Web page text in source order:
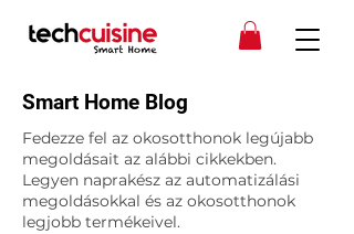
Smart Home Blog
Fedezze fel az okosotthonok legújabb
megoldásait az alábbi cikkekben.
Legyen naprakész az automatizálási
megoldásokkal és az okosotthonok
legjobb termékeivel.